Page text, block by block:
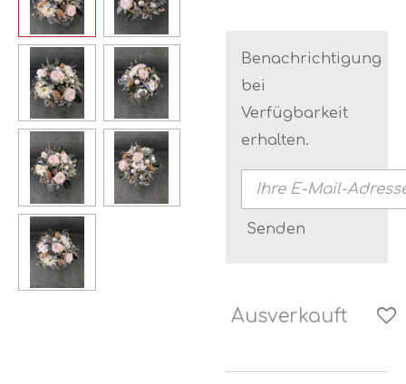
Benachrichtigung
bei
Verfügbarkeit
erhalten.
Senden
Ausverkauft